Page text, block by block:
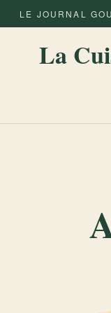
LE JOURNAL
La